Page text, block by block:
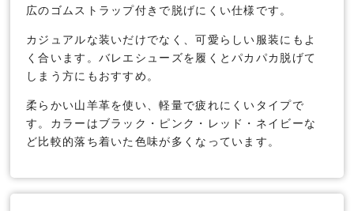
広のゴムストラップ付きで脱げにくい仕様です。
カジュアルな装いだけでなく、可愛らしい服装にもよ
く合います。バレエシューズを履くとパカパカ脱げて
しまう方にもおすすめ。
柔らかい山羊革を使い、軽量で疲れにくいタイプで
す。カラーはブラック・ピンク・レッド・ネイビーな
ど比較的落ち着いた色味が多くなっています。